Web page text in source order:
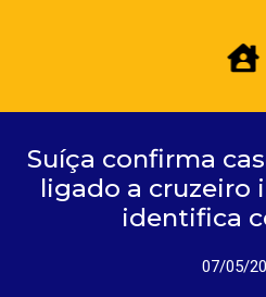
Suíça confirma
ligado a cruzeiro
identifica
07/05/